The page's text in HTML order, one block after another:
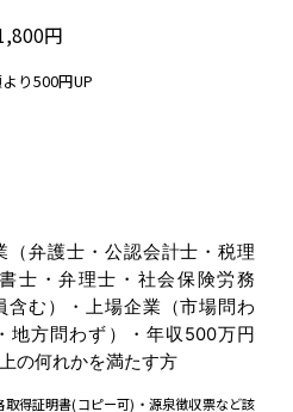
円
り500円UP
（弁護士・公認会計士・税理
士・弁理士・社会保険労務
含む）・上場企業（市場問わ
地方問わず）・年収500万円
の何れかを満たす方
得証明書(コピー可)・源泉徴収票など該